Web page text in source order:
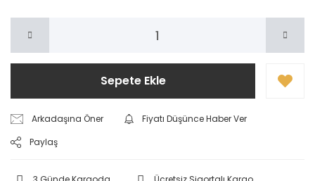
Sepete Ekle
Arkadaşına Öner
Fiyatı Düşünce Haber Ver
Paylaş